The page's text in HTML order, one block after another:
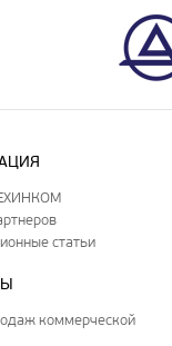
статьи
коммерческой